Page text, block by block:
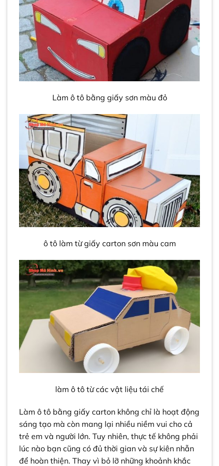
Làm ô tô bằng giấy sơn màu đỏ
ô tô làm từ giấy carton sơn màu cam
làm ô tô từ các vật liệu tái chế
Làm ô tô bằng giấy carton không chỉ là hoạt động
sáng tạo mà còn mang lại nhiều niềm vui cho cả
trẻ em và người lớn. Tuy nhiên, thực tế không phải
lúc nào bạn cũng có đủ thời gian và sự kiên nhẫn
để hoàn thiện. Thay vì bỏ lỡ những khoảnh khắc